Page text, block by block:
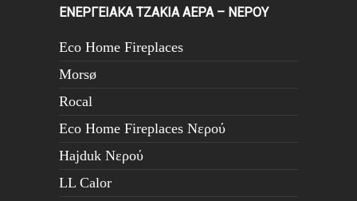
ΕΝΕΡΓΕΙΑΚΑ ΤΖΑΚΙΑ ΑΕΡΑ – ΝΕΡΟΥ
Eco Home Fireplaces
Morsø
Rocal
Eco Home Fireplaces Νερού
Hajduk Νερού
LL Calor